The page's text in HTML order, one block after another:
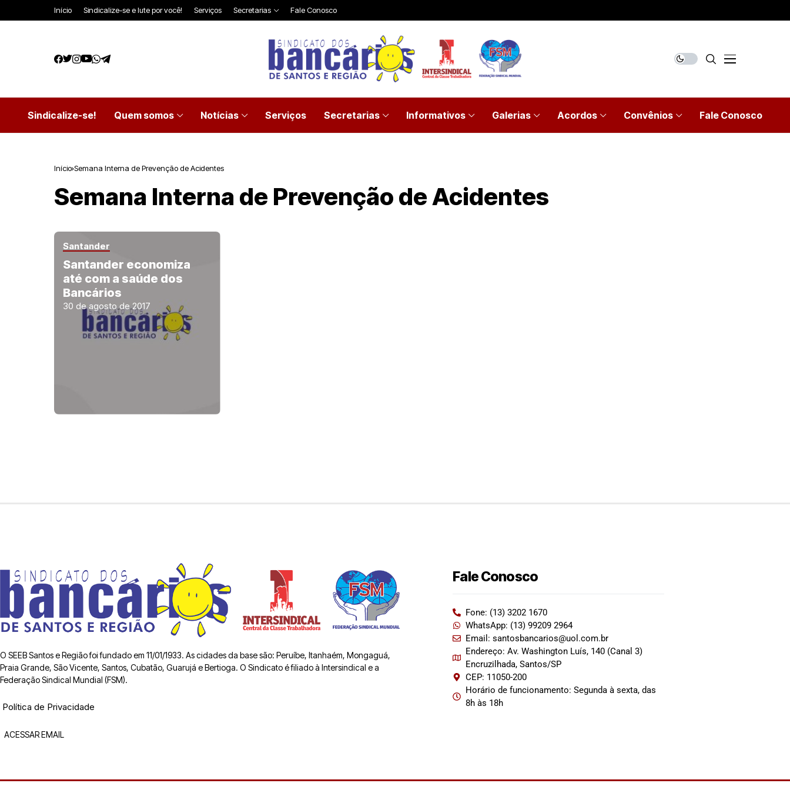
Início Sindicalize-se e lute por você! Serviços Secretarias Fale Conosco
Sindicalize-se! Quem somos Notícias Serviços Secretarias Informativos Galerias Acordos Convênios Fale Conosco
Início Semana Interna de Prevenção de Acidentes
Semana Interna de Prevenção de Acidentes
Santander
Santander economiza
até com a saúde dos
Bancários
30 de agosto de 2017
O SEEB Santos e Região foi fundado em 11/01/1933. As cidades da base são: Peruíbe, Itanhaém, Mongaguá,
Praia Grande, São Vicente, Santos, Cubatão, Guarujá e Bertioga. O Sindicato é filiado à Intersindical e a
Federação Sindical Mundial (FSM).
Política de Privacidade
ACESSAR EMAIL
Fale Conosco
Fone: (13) 3202 1670
WhatsApp: (13) 99209 2964
Email: santosbancarios@uol.com.br
Endereço: Av. Washington Luís, 140 (Canal 3)
Encruzilhada, Santos/SP
CEP: 11050-200
Horário de funcionamento: Segunda à sexta, das
8h às 18h